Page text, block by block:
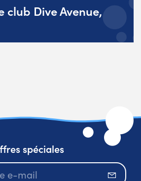
club Dive Avenue,
spéciales